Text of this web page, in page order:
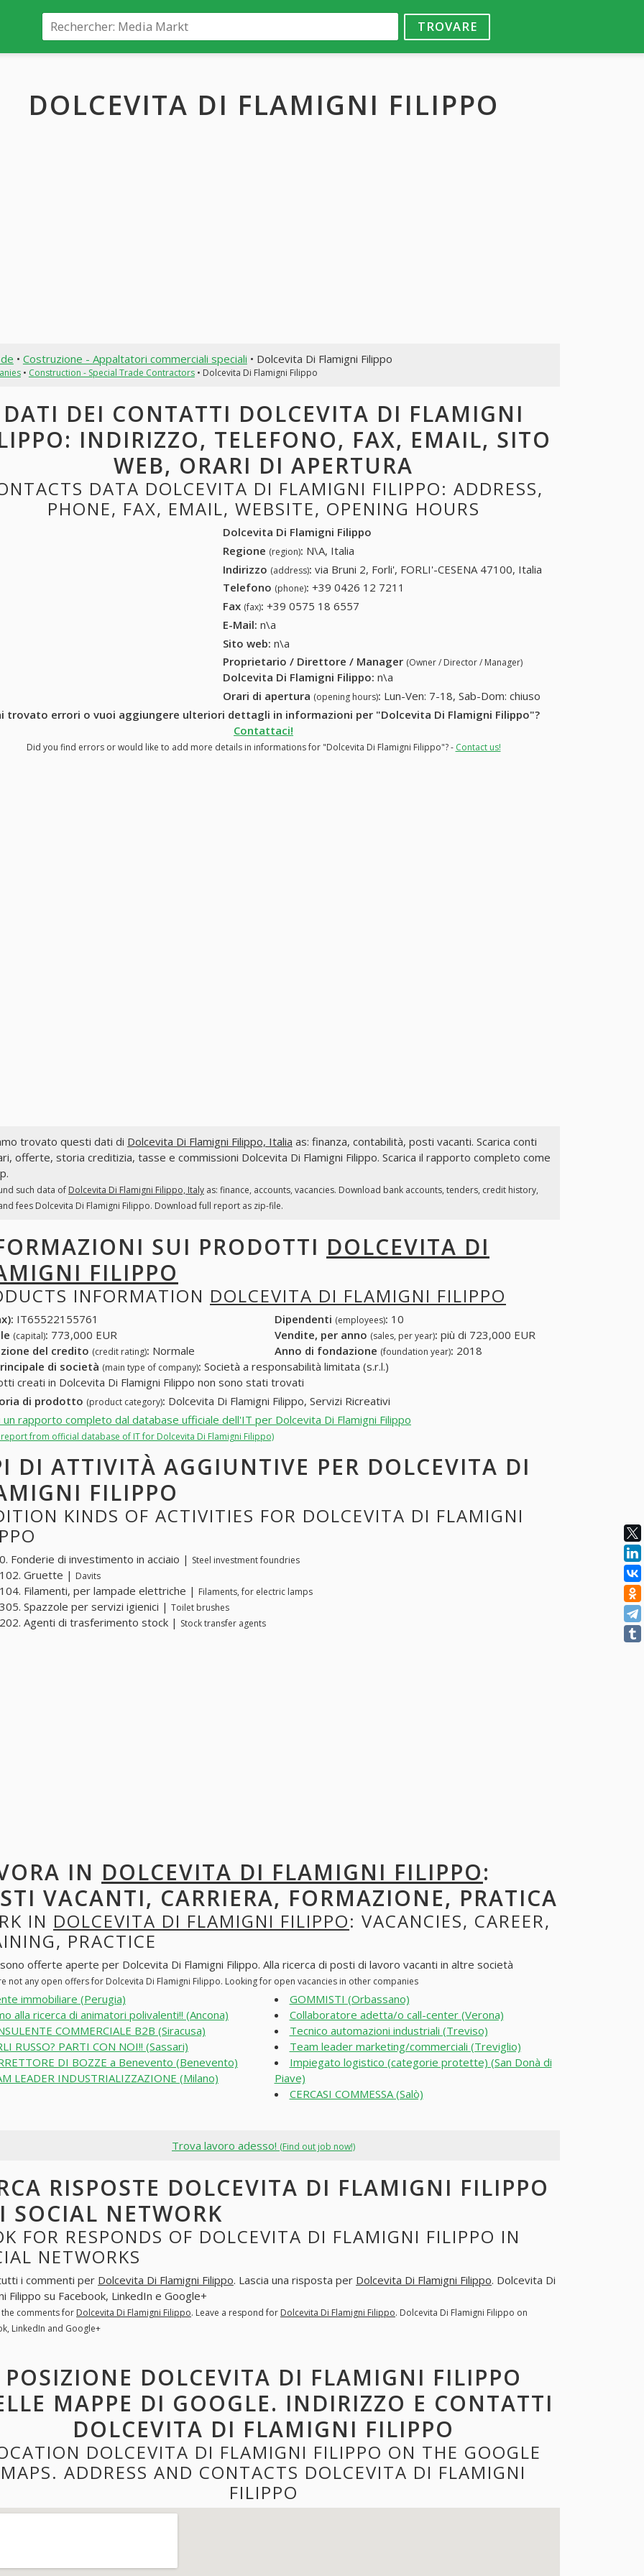
TROVARE
DOLCEVITA DI FLAMIGNI FILIPPO
• Costruzione - Appaltatori commerciali speciali • Dolcevita Di Flamigni Filippo
• Construction - Special Trade Contractors• Dolcevita Di Flamigni Filippo
DATI DEI CONTATTI DOLCEVITA DI FLAMIGNI
INDIRIZZO, TELEFONO, FAX, EMAIL, SITO
WEB, ORARI DI APERTURA
DATA DOLCEVITA DI FLAMIGNI FILIPPO: ADDRESS,
PHONE, FAX, EMAIL, WEBSITE, OPENING HOURS
Dolcevita Di Flamigni Filippo
Regione (region): N\A, Italia
Indirizzo (address): via Bruni 2, Forli', FORLI'-CESENA 47100, Italia
Telefono (phone): +39 0426 12 7211
Fax (fax): +39 0575 18 6557
E-Mail: n\a
Sito web: n\a
Proprietario / Direttore / Manager (Owner / Director / Manager)
Dolcevita Di Flamigni Filippo: n\a
Orari di apertura (opening hours): Lun-Ven: 7-18, Sab-Dom: chiuso
trovato errori o vuoi aggiungere ulteriori dettagli in informazioni per "Dolcevita Di Flamigni Filippo"?
Contattaci!
Did you find errors or would like to add more details in informations for "Dolcevita Di Flamigni Filippo"? - Contact us!
trovato questi dati di Dolcevita Di Flamigni Filippo, Italia as: finanza, contabilità, posti vacanti. Scarica conti
offerte, storia creditizia, tasse e commissioni Dolcevita Di Flamigni Filippo. Scarica il rapporto completo come
such data of Dolcevita Di Flamigni Filippo, Italyas: finance, accounts, vacancies. Download bank accounts, tenders, credit history,
fees Dolcevita Di Flamigni Filippo. Download full report as zip-file.
SUI PRODOTTI DOLCEVITA DI
FILIPPO
INFORMATION DOLCEVITA DI FLAMIGNI FILIPPO
IT65522155761 Dipendenti (employees): 10
(capital): 773,000 EUR Vendite, per anno (sales, per year): più di 723,000 EUR
del credito (credit rating): Normale Anno di fondazione (foundation year): 2018
di società (main type of company): Società a responsabilità limitata (s.r.l.)
creati in Dolcevita Di Flamigni Filippo non sono stati trovati
di prodotto (product category): Dolcevita Di Flamigni Filippo, Servizi Ricreativi
rapporto completo dal database ufficiale dell'IT per Dolcevita Di Flamigni Filippo
from official database of IT for Dolcevita Di Flamigni Filippo)
DI ATTIVITÀ AGGIUNTIVE PER DOLCEVITA DI
FILIPPO
KINDS OF ACTIVITIES FOR DOLCEVITA DI FLAMIGNI
Fonderie di investimento in acciaio | Steel investment foundries
Gruette | Davits
Filamenti, per lampade elettriche | Filaments, for electric lamps
Spazzole per servizi igienici | Toilet brushes
Agenti di trasferimento stock | Stock transfer agents
IN DOLCEVITA DI FLAMIGNI FILIPPO:
VACANTI, CARRIERA, FORMAZIONE, PRATICA
IN DOLCEVITA DI FLAMIGNI FILIPPO: VACANCIES, CAREER,
PRACTICE
offerte aperte per Dolcevita Di Flamigni Filippo. Alla ricerca di posti di lavoro vacanti in altre società
not any open offers for Dolcevita Di Flamigni Filippo. Looking for open vacancies in other companies
immobiliare (Perugia)
alla ricerca di animatori polivalenti!! (Ancona)
COMMERCIALE B2B (Siracusa)
RUSSO? PARTI CON NOI!! (Sassari)
DI BOZZE a Benevento (Benevento)
LEADER INDUSTRIALIZZAZIONE (Milano)
GOMMISTI (Orbassano)
Collaboratore adetta/o call-center (Verona)
Tecnico automazioni industriali (Treviso)
Team leader marketing/commerciali (Treviglio)
Impiegato logistico (categorie protette) (San Donà di
Piave)
CERCASI COMMESSA (Salò)
Trova lavoro adesso! (Find out job now!)
RISPOSTE DOLCEVITA DI FLAMIGNI FILIPPO
SOCIAL NETWORK
FOR RESPONDS OF DOLCEVITA DI FLAMIGNI FILIPPO IN
NETWORKS
i commenti per Dolcevita Di Flamigni Filippo. Lascia una risposta per Dolcevita Di Flamigni Filippo. Dolcevita Di
Filippo su Facebook, LinkedIn e Google+
the comments for Dolcevita Di Flamigni Filippo. Leave a respond for Dolcevita Di Flamigni Filippo. Dolcevita Di Flamigni Filippo on
LinkedIn and Google+
POSIZIONE DOLCEVITA DI FLAMIGNI FILIPPO
MAPPE DI GOOGLE. INDIRIZZO E CONTATTI
DOLCEVITA DI FLAMIGNI FILIPPO
DOLCEVITA DI FLAMIGNI FILIPPO ON THE GOOGLE
MAPS. ADDRESS AND CONTACTS DOLCEVITA DI FLAMIGNI
FILIPPO